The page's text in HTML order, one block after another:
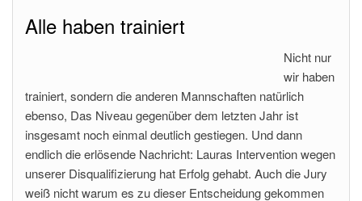
Alle haben trainiert
Nicht nur
wir haben
trainiert, sondern die anderen Mannschaften natürlich
ebenso, Das Niveau gegenüber dem letzten Jahr ist
insgesamt noch einmal deutlich gestiegen. Und dann
endlich die erlösende Nachricht: Lauras Intervention wegen
unserer Disqualifizierung hat Erfolg gehabt. Auch die Jury
weiß nicht warum es zu dieser Entscheidung gekommen